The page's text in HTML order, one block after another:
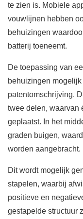
te zien is. Mobiele
vouwlijnen hebben
behuizingen
batterij toeneemt.
De toepassing van
behuizingen
patentomschrijving.
twee delen, waarvan
geplaatst. In het
graden buigen,
worden aangebracht.
Dit wordt mogelijk
stapelen, waarbij
positieve en
gestapelde structuur